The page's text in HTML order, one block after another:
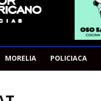
MORELIA POLICIACA